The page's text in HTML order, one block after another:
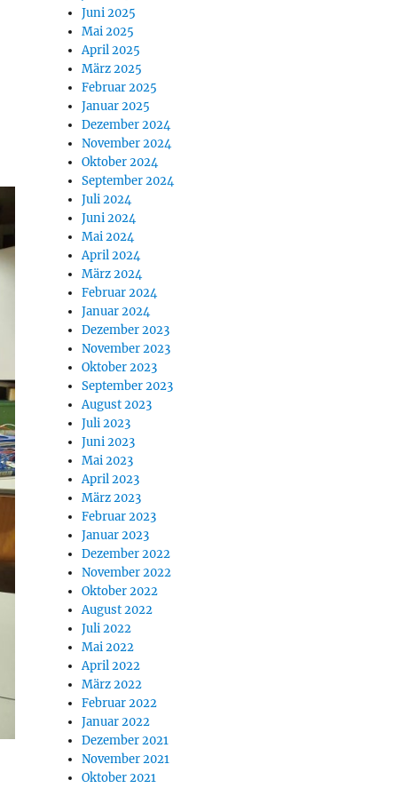
Juni 2025
Mai 2025
April 2025
März 2025
Februar 2025
Januar 2025
Dezember 2024
November 2024
Oktober 2024
September 2024
Juli 2024
Juni 2024
Mai 2024
April 2024
März 2024
Februar 2024
Januar 2024
Dezember 2023
November 2023
Oktober 2023
September 2023
August 2023
Juli 2023
Juni 2023
Mai 2023
April 2023
März 2023
Februar 2023
Januar 2023
Dezember 2022
November 2022
Oktober 2022
August 2022
Juli 2022
Mai 2022
April 2022
März 2022
Februar 2022
Januar 2022
Dezember 2021
November 2021
Oktober 2021